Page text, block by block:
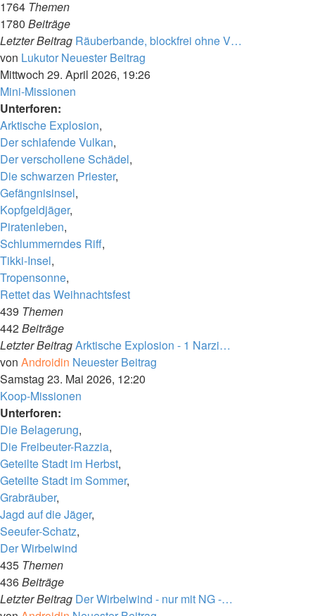
1764 Themen
1780 Beiträge
Letzter Beitrag Räuberbande, blockfrei ohne V…
von Lukutor Neuester Beitrag
Mittwoch 29. April 2026, 19:26
Mini-Missionen
Unterforen:
Arktische Explosion,
Der schlafende Vulkan,
Der verschollene Schädel,
Die schwarzen Priester,
Gefängnisinsel,
Kopfgeldjäger,
Piratenleben,
Schlummerndes Riff,
Tikki-Insel,
Tropensonne,
Rettet das Weihnachtsfest
439 Themen
442Beiträge
Letzter BeitragArktische Explosion - 1 Narzi…
von Androidin Neuester Beitrag
Samstag 23. Mai 2026, 12:20
Koop-Missionen
Unterforen:
Die Belagerung,
Die Freibeuter-Razzia,
Geteilte Stadt im Herbst,
Geteilte Stadt im Sommer,
Grabräuber,
Jagd auf die Jäger,
Seeufer-Schatz,
Der Wirbelwind
435 Themen
436Beiträge
Letzter Beitrag Der Wirbelwind - nur mit NG -…